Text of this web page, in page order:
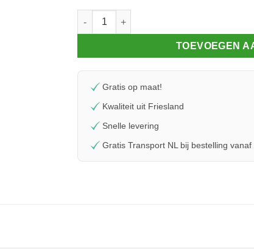
Lexan Thermoclear 2UV 3TS 105cm 16
TOEVOEGEN
Gratis op maat!
Kwaliteit uit Friesland
Snelle levering
Gratis Transport NL bij bestelling vanaf